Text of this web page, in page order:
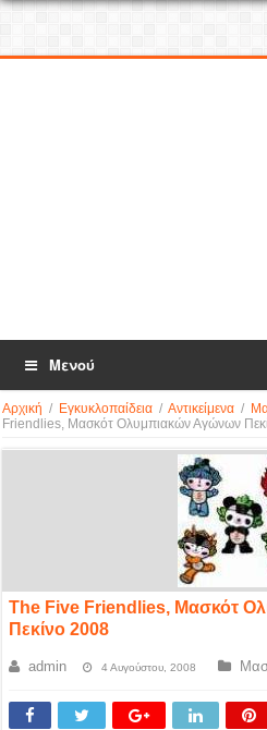
Μενού
Αρχική / Εγκυκλοπαίδεια / Αντικείμενα /
Friendlies, Μασκότ Ολυμπιακών Αγώνων
The Five Friendlies, Μασκότ
Πεκίνο 2008
admin 4 Αυγούστου, 2008